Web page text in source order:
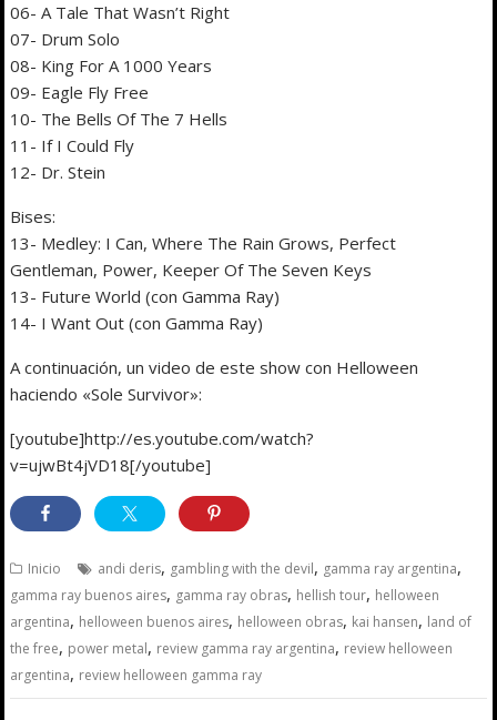
06- A Tale That Wasn’t Right
07- Drum Solo
08- King For A 1000 Years
09- Eagle Fly Free
10- The Bells Of The 7 Hells
11- If I Could Fly
12- Dr. Stein
Bises:
13- Medley: I Can, Where The Rain Grows, Perfect
Gentleman, Power, Keeper Of The Seven Keys
13- Future World (con Gamma Ray)
14- I Want Out (con Gamma Ray)
A continuación, un video de este show con Helloween
haciendo «Sole Survivor»:
[youtube]http://es.youtube.com/watch?
v=ujwBt4jVD18[/youtube]
Inicio andi deris, gambling with the devil, gamma ray argentina,
gamma ray buenos aires, gamma ray obras, hellish tour, helloween
argentina, helloween buenos aires, helloween obras, kai hansen, land of
the free, power metal, review gamma ray argentina, review helloween
argentina, review helloween gamma ray